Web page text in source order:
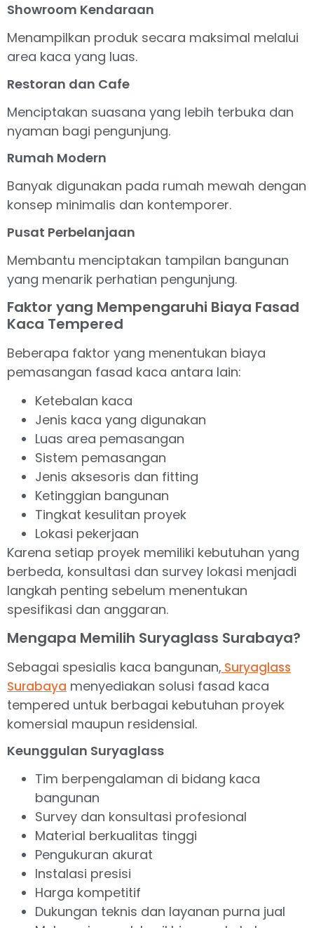
Showroom Kendaraan
Menampilkan produk secara maksimal melalui
area kaca yang luas.
Restoran dan Cafe
Menciptakan suasana yang lebih terbuka dan
nyaman bagi pengunjung.
Rumah Modern
Banyak digunakan pada rumah mewah dengan
konsep minimalis dan kontemporer.
Pusat Perbelanjaan
Membantu menciptakan tampilan bangunan
yang menarik perhatian pengunjung.
Faktor yang Mempengaruhi Biaya Fasad
Kaca Tempered
Beberapa faktor yang menentukan biaya
pemasangan fasad kaca antara lain:
Ketebalan kaca
Jenis kaca yang digunakan
Luas area pemasangan
Sistem pemasangan
Jenis aksesoris dan fitting
Ketinggian bangunan
Tingkat kesulitan proyek
Lokasi pekerjaan
Karena setiap proyek memiliki kebutuhan yang
berbeda, konsultasi dan survey lokasi menjadi
langkah penting sebelum menentukan
spesifikasi dan anggaran.
Mengapa Memilih Suryaglass Surabaya?
Sebagai spesialis kaca bangunan, Suryaglass
Surabaya menyediakan solusi fasad kaca
tempered untuk berbagai kebutuhan proyek
komersial maupun residensial.
Keunggulan Suryaglass
Tim berpengalaman di bidang kaca
bangunan
Survey dan konsultasi profesional
Material berkualitas tinggi
Pengukuran akurat
Instalasi presisi
Harga kompetitif
Dukungan teknis dan layanan purna jual